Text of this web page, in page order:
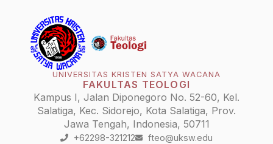
UNIVERSITAS KRISTEN SATYA WACANA
FAKULTAS TEOLOGI
Kampus I, Jalan Diponegoro No. 52-60, Kel.
Salatiga, Kec. Sidorejo, Kota Salatiga, Prov.
Jawa Tengah, Indonesia, 50711
+62298-321212 fteo@uksw.edu